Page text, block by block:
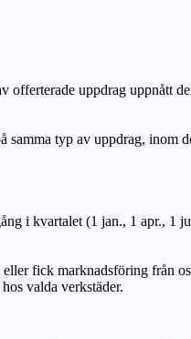
offerterade uppdrag uppnått
typ av uppdrag, inom
i kvartalet (1 jan., 1 apr., 1
fick marknadsföring från
valda verkstäder.